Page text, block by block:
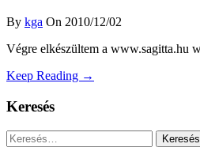
By kga On 2010/12/02
Végre elkészültem a www.sagitta.hu
Keep Reading →
Keresés
Keresés: